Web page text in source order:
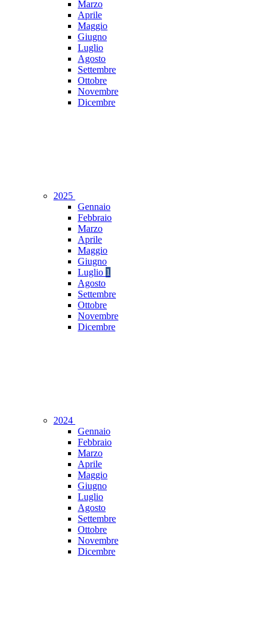
Marzo
Aprile
Maggio
Giugno
Luglio
Agosto
Settembre
Ottobre
Novembre
Dicembre
2025
Gennaio
Febbraio
Marzo
Aprile
Maggio
Giugno
Luglio 1
Agosto
Settembre
Ottobre
Novembre
Dicembre
2024
Gennaio
Febbraio
Marzo
Aprile
Maggio
Giugno
Luglio
Agosto
Settembre
Ottobre
Novembre
Dicembre